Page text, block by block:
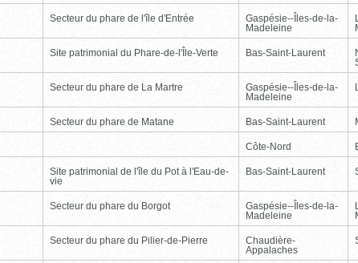
Secteur du phare de l'île d'Entrée
Gaspésie--Îles-de-la-
Madeleine
Site patrimonial du Phare-de-l'Île-Verte Bas-Saint-Laurent
Secteur du phare de La Martre
Gaspésie--Îles-de-la-
Madeleine
Secteur du phare de Matane Bas-Saint-Laurent
Côte-Nord
Site patrimonial de l'île du Pot à l'Eau-de-
vie
Bas-Saint-Laurent
Secteur du phare du Borgot
Gaspésie--Îles-de-la-
Madeleine
Secteur du phare du Pilier-de-Pierre
Chaudière-
Appalaches